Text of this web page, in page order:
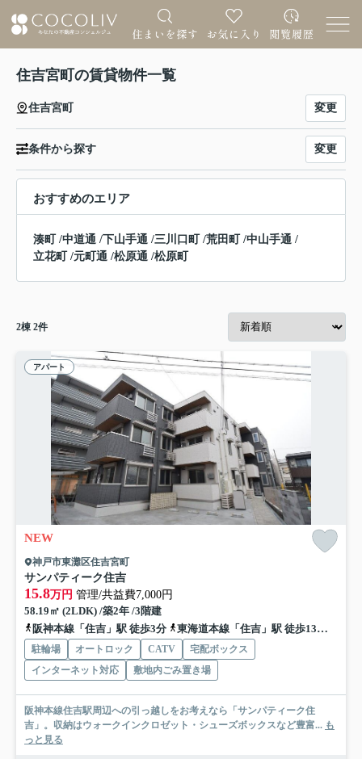
住吉宮町の賃貸物件一覧
住吉宮町 変更
条件から探す 変更
おすすめのエリア
湊町/中道通 /下山手通 /三川口町/荒田町/中山手通 /
立花町/元町通 /松原通 /松原町
2棟 2件
アパート
NEW
神戸市東灘区住吉宮町
サンパティーク住吉
15.8万円 管理/共益費7,000円
58.19㎡ (2LDK) /築2年 /3階建
阪神本線「住吉」駅 徒歩3分
東海道本線「住吉」駅 徒歩13分
駐輪場 オートロック CATV
宅配ボックス
インターネット対応
敷地内ごみ置き場
阪神本線住吉駅周辺への引っ越しをお考えなら「サンパティーク住
吉」。収納はウォークインクロゼット・シューズボックスなど豊富... も
っと見る